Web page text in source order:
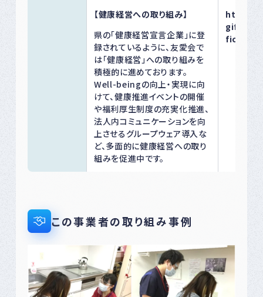
【健康経営への取り組み】
県の「健康経営宣言企業」に登
録されているように、友愛会で
は「健康経営」への取り組みを
積極的に進めております。
Well-beingの向上・実現に向
けて、健康推進イベントの開催
や福利厚生制度の充実化推進、
法人内コミュニケーションを向
上させるグループウェア導入な
ど、多面的に健康経営への取り
組みを促進中です。
https://
この事業者の取り組み事例